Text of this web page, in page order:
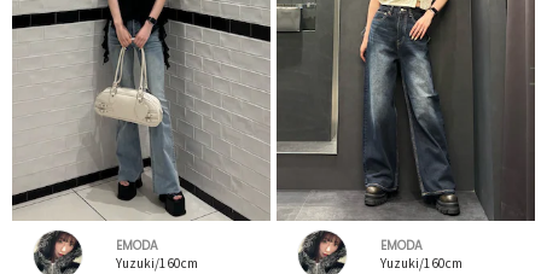
EMODA
Yuzuki/160cm
EMODA
Yuzuki/160cm